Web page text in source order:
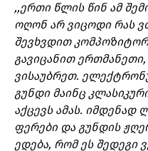
,,ერთი წლის წინ ამ
ოღონ არ ვიცოდი რას
შევხვდით
გავიცანით
ვისაუბრეთ.
გუნდი მაინც
აქცევს ამას.
ფერები და გუნდის
ედება, რომ ეს შედეგი